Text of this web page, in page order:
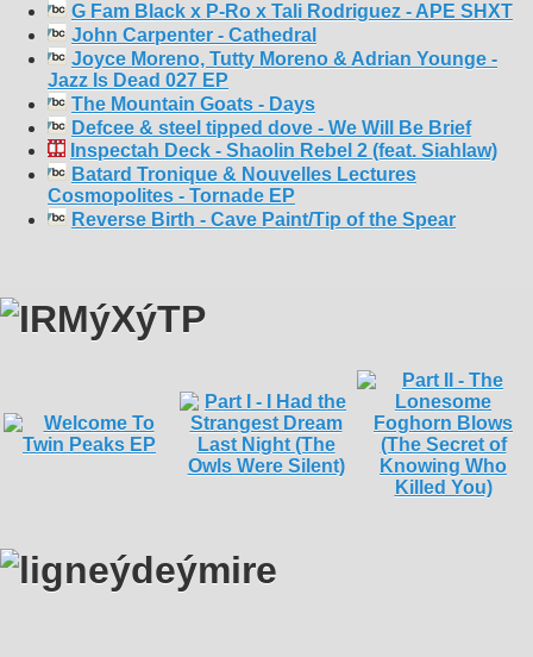
G Fam Black x P-Ro x Tali Rodriguez - APE SHXT
John Carpenter - Cathedral
Joyce Moreno, Tutty Moreno & Adrian Younge -
Jazz Is Dead 027 EP
The Mountain Goats - Days
Defcee & steel tipped dove - We Will Be Brief
Inspectah Deck - Shaolin Rebel 2 (feat. Siahlaw)
Batard Tronique & Nouvelles Lectures
Cosmopolites - Tornade EP
Reverse Birth - Cave Paint/Tip of the Spear